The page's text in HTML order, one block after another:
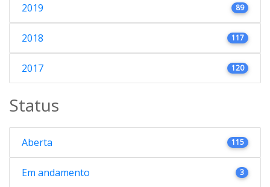
2019 89
2018 117
2017 120
Status
Aberta 115
Em andamento 3